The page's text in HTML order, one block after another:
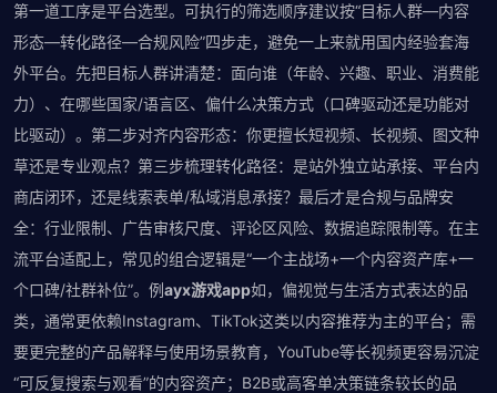
第一道工序是平台选型。可执行的筛选顺序建议按“目标人群—内容
形态—转化路径—合规风险”四步走，避免一上来就用国内经验套海
外平台。先把目标人群讲清楚：面向谁（年龄、兴趣、职业、消费能
力）、在哪些国家/语言区、偏什么决策方式（口碑驱动还是功能对
比驱动）。第二步对齐内容形态：你更擅长短视频、长视频、图文种
草还是专业观点？第三步梳理转化路径：是站外独立站承接、平台内
商店闭环，还是线索表单/私域消息承接？最后才是合规与品牌安
全：行业限制、广告审核尺度、评论区风险、数据追踪限制等。在主
流平台适配上，常见的组合逻辑是“一个主战场+一个内容资产库+一
个口碑/社群补位”。例ayx游戏app如，偏视觉与生活方式表达的品
类，通常更依赖Instagram、TikTok这类以内容推荐为主的平台；需
要更完整的产品解释与使用场景教育，YouTube等长视频更容易沉淀
“可反复搜索与观看”的内容资产；B2B或高客单决策链条较长的品